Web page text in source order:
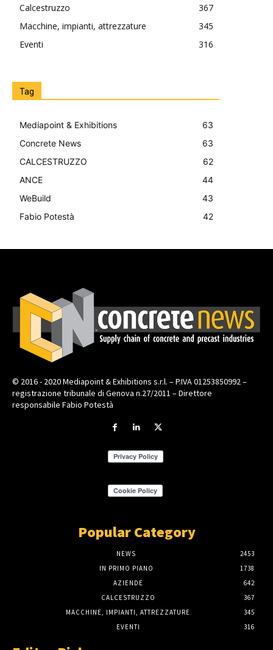
Calcestruzzo
367
Macchine, impianti, attrezzature
345
Eventi
316
Tag
Mediapoint & Exhibitions
63
Concrete News
63
CALCESTRUZZO
62
ANCE
44
WeBuild
43
Fabio Potestà
42
© 2016 - 2020 Mediapoint & Exhibitions s.r.l. – P.IVA 01253850992 –
registrazione tribunale di Genova n.27/2011 – Direttore
responsabile Fabio Potestà
Popular Category
NEWS
2453
IN PRIMO PIANO
1738
AZIENDE
642
CALCESTRUZZO
367
MACCHINE, IMPIANTI, ATTREZZATURE
345
EVENTI
316